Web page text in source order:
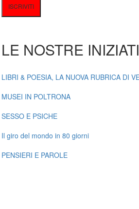
LE NOSTRE
LIBRI & POESIA, LA NUOVA RUBRICA DI
MUSEI IN POLTRONA
SESSO E PSICHE
Il giro del mondo in 80 giorni
PENSIERI E PAROLE